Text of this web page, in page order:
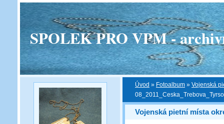
SPOLEK PRO VPM -
Úvod » Fotoalbum » Vojenská
Vojenská pietní místa